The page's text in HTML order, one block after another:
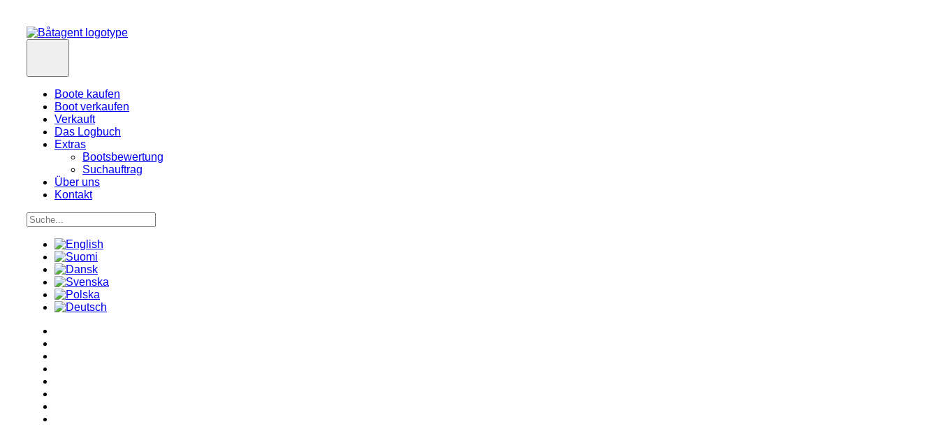
Boote kaufen
Boot verkaufen
Verkauft
Das Logbuch
Extras
Bootsbewertung
Suchauftrag
Über uns
Kontakt